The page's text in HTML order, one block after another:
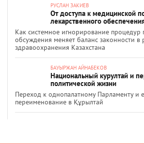
РУСЛАН ЗАКИЕВ
От доступа к медицинской
лекарственного
Как системное игнорирование процедур
обсуждения меняет баланс законности в
здравоохранения Казахстана
БАУЫРЖАН АЙНАБЕКОВ
Национальный курултай и
политической жизни
Переход к однопалатному Парламенту и
переименование в Құрылтай